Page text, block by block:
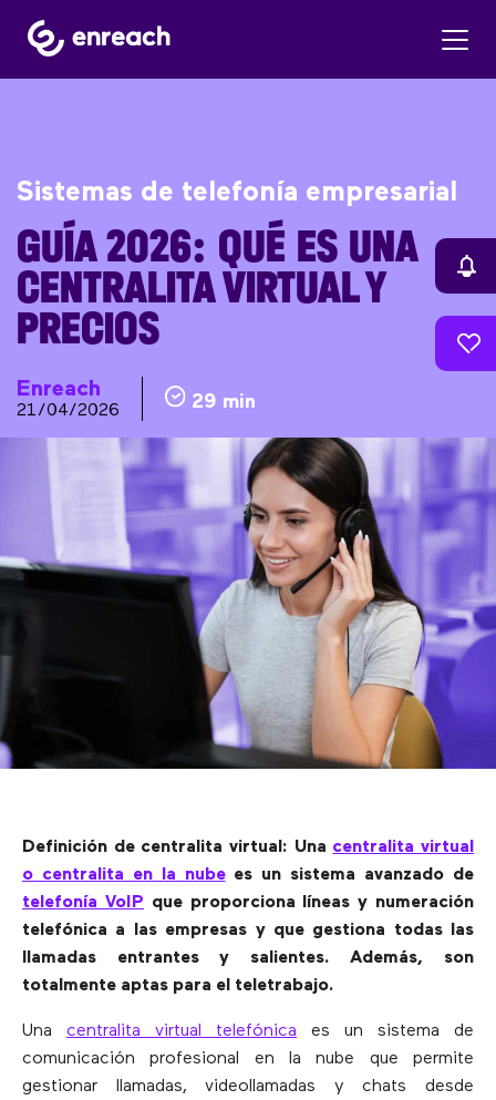
Sistemas de telefonía empresarial
GUÍA 2026: QUÉ ES UNA
CENTRALITA VIRTUAL Y
PRECIOS
Enreach
21/04/2026 29 min
Definición de centralita virtual: Una centralita virtual
o centralita en la nubees un sistema avanzado de
telefonía VoIP que proporciona líneas y numeración
telefónica a las empresas y que gestiona todas las
llamadas entrantes y salientes. Además, son
totalmente aptas para el teletrabajo.
Una centralita virtual telefónica es un sistema de
comunicación profesional en la nube que permite
gestionar llamadas, videollamadas y chats desde